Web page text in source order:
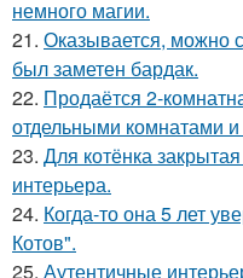
немного магии.
21. Оказывается, можно
был заметен бардак.
22. Продаётся 2-
отдельными комнатами и
23. Для котёнка
интерьера.
24. Когда-то она 5 лет
Котов".
25. Аутентичные